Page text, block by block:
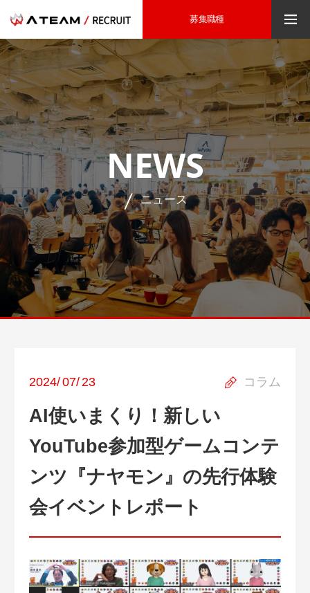
募集職種
NEWS
ニュース
コラム
2024/07/23
AI使いまくり！新しい
YouTube参加型ゲームコンテ
ンツ『ナヤモン』の先行体験
会イベントレポート